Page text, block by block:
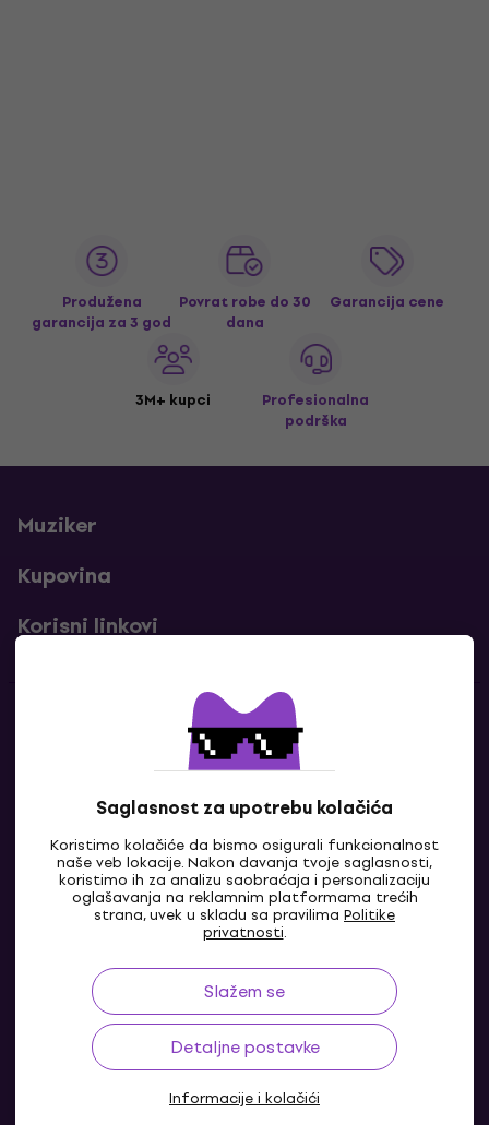
Saglasnost za upotrebu kolačića
Koristimo kolačiće da bismo osigurali funkcionalnost
naše veb lokacije. Nakon davanja tvoje saglasnosti,
koristimo ih za analizu saobraćaja i personalizaciju
oglašavanja na reklamnim platformama trećih
strana, uvek u skladu sa pravilima Politike
privatnosti.
Slažem se
Detaljne postavke
Informacije i kolačići
Produžena
garancija za 3 god
Povrat robe do 30
dana
Garancija cene
3M+ kupci
Profesionalna
podrška
Muziker
Kupovina
Korisni linkovi
Kontakti
Kontaktiraj nas
BA